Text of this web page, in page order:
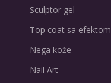
Sculptor gel
Top coat sa efektom
Nega kože
Nail Art